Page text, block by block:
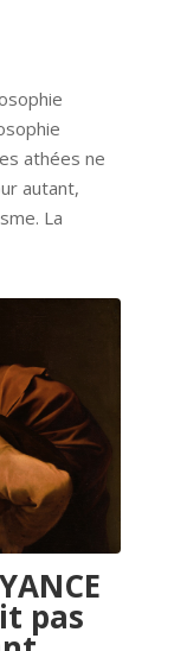
athées ne
autant,
La
pas